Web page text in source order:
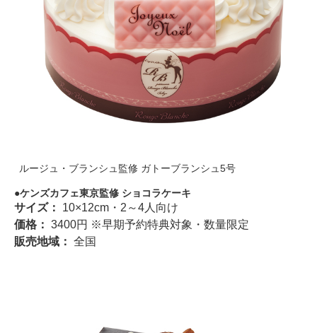
ルージュ・ブランシュ監修 ガトーブランシュ5号
ケンズカフェ東京監修 ショコラケーキ
サイズ： 10×12cm・2～4人向け
価格： 3400円 ※早期予約特典対象・数量限定
販売地域： 全国